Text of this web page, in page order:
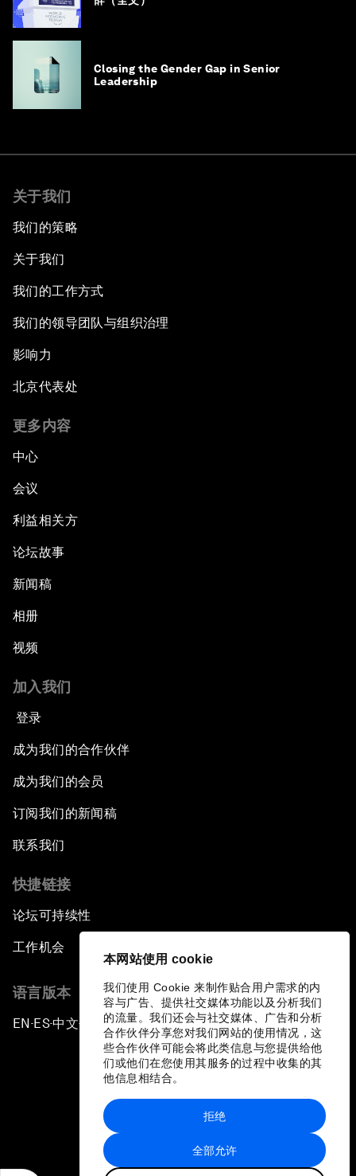
本网站使用 cookie
我们使用 Cookie 来制作贴合用户需求的内
容与广告、提供社交媒体功能以及分析我们
的流量。我们还会与社交媒体、广告和分析
合作伙伴分享您对我们网站的使用情况，这
些合作伙伴可能会将此类信息与您提供给他
们或他们在您使用其服务的过程中收集的其
他信息相结合。
全部允许
拒绝
Closing the Gender Gap in Senior
Leadership
关于我们
我们的策略
关于我们
我们的工作方式
我们的领导团队与组织治理
影响力
北京代表处
更多内容
中心
会议
利益相关方
论坛故事
新闻稿
相册
视频
加入我们
登录
成为我们的合作伙伴
成为我们的会员
订阅我们的新闻稿
联系我们
快捷链接
论坛可持续性
工作机会
语言版本
EN ▪ES▪中文▪ 日本語
站点地图